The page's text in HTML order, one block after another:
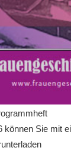
können Sie mit